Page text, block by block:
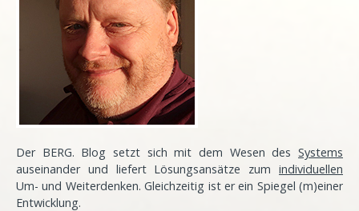
Der BERG. Blog setzt sich mit dem Wesen des Systems
auseinander und liefert Lösungsansätze zum individuellen
Um- und Weiterdenken. Gleichzeitig ist er ein Spiegel (m)einer
Entwicklung.